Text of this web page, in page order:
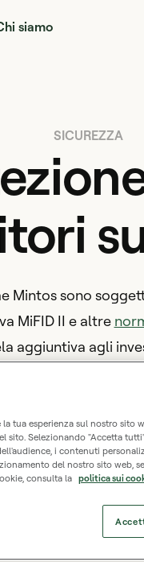
siamo
SICUREZZA
Mintos sono
MiFID II e altre
aggiuntiva agli
tua esperienza sul nostro sito
sito. Selezionando "Accetta
i contenuti
del nostro sito web,
consulta la politica sui